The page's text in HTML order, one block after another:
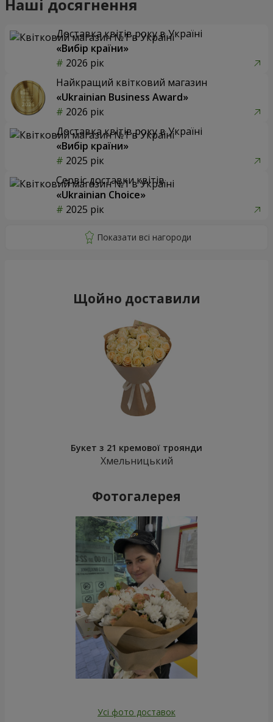
Наші досягнення
Доставка квітів року в Україні
«Вибір країни»
2026 рік
Найкращий квітковий магазин
«Ukrainian Business Award»
2026 рік
Доставка квітів року в Україні
«Вибір країни»
2025 рік
Сервіс доставки квітів
«Ukrainian Choice»
2025 рік
Щойно доставили
Букет з 21 кремової троянди
Хмельницький
Фотогалерея
Усі фото доставок